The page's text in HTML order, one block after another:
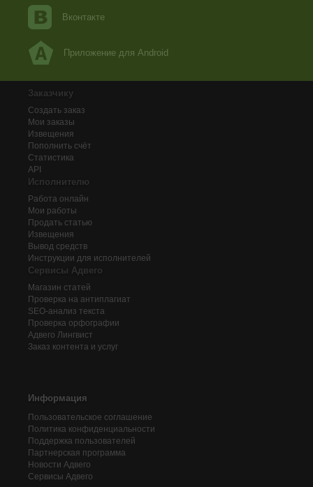
Вконтакте
Приложение для Android
Заказчику
Создать заказ
Мои заказы
Извещения
Пополнить счёт
Статистика
API
Исполнителю
Работа онлайн
Мои работы
Продать статью
Извещения
Вывод средств
Инструкции для исполнителей
Сервисы Адвего
Магазин статей
Проверка на антиплагиат
SEO-анализ текста
Проверка орфографии
Адвего Лингвист
Заказ контента и услуг
Информация
Пользовательское соглашение
Политика конфиденциальности
Поддержка пользователей
Партнерская программа
Новости Адвего
Сервисы Адвего